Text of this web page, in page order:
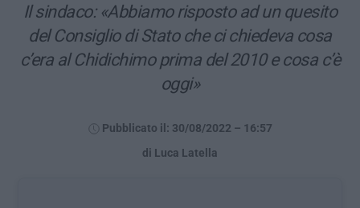
Il sindaco: «Abbiamo risposto ad un quesito
del Consiglio di Stato che ci chiedeva cosa
c’era al Chidichimo prima del 2010 e cosa c’è
oggi»
Pubblicato il: 30/08/2022 – 16:57
di Luca Latella